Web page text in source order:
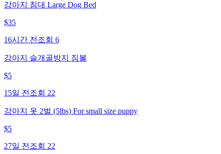
강아지 침대 Large Dog Bed
$35
16시간 전 조회 6
강아지 슬개골방지 짐볼
$5
15일 전 조회 22
강아지 옷 2벌 (5lbs) For small size puppy
$5
27일 전 조회 22